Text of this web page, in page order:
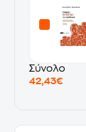
Σύνολο
42,43€